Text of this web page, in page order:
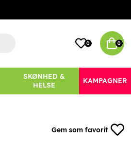
0 0
SKØNHED &
HELSE
KAMPAGNER
Gem som favorit